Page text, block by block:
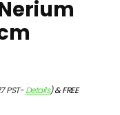
PST-Details)&FREE